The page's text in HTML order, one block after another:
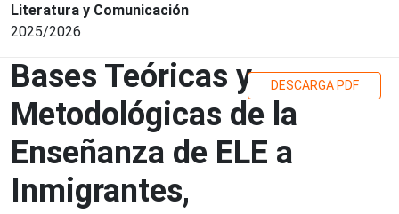
Literatura y Comunicación
2025/2026
Bases Teóricas y
Metodológicas de la
Enseñanza de ELE a
Inmigrantes,
DESCARGA PDF